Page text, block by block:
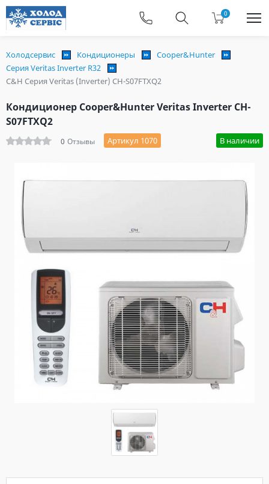
0
Холодсервис Кондиционеры
Cooper&Hunter
Серия Veritas Inverter R32
C&H Серия Veritas (Inverter) CH-S07FTXQ2
Кондиционер Cooper&Hunter Veritas Inverter CH-
S07FTXQ2
0 Отзывы Артикул 1070 В наличии